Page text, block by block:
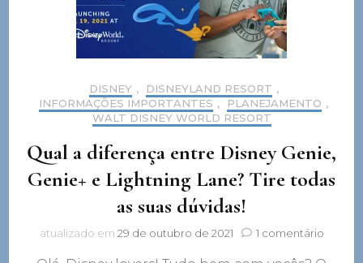
DISNEY , DISNEYLAND RESORT ,
INFORMAÇÕES IMPORTANTES , PLANEJAMENTO ,
WALT DISNEY WORLD RESORT
Qual a diferença entre Disney Genie,
Genie+ e Lightning Lane? Tire todas
as suas dúvidas!
atualizado em 29 de outubro de 2021 1 comentárioem